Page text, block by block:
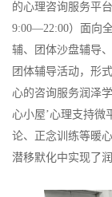
的心理咨询服务平
9:00—22:00）面向
辅、团体沙盘辅导
团体辅导活动，形
心的咨询服务润泽
心小屋’心理支持微
论、正念训练等暖
潜移默化中实现了